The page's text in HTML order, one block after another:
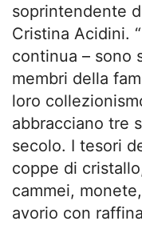
soprintendente
Cristina Acidini.
continua – sono
membri della
loro
abbracciano tre
secolo. I tesori
coppe di
cammei,
avorio con